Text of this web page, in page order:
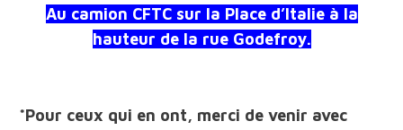
Au camion CFTC sur la Place d’Italie à la
hauteur de la rue Godefroy.
*Pour ceux qui en ont, merci de venir avec